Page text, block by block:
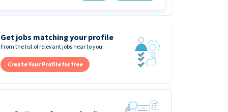
Get jobs matching your profile
From the list of relevant jobs near to you.
Create Your Profile for free